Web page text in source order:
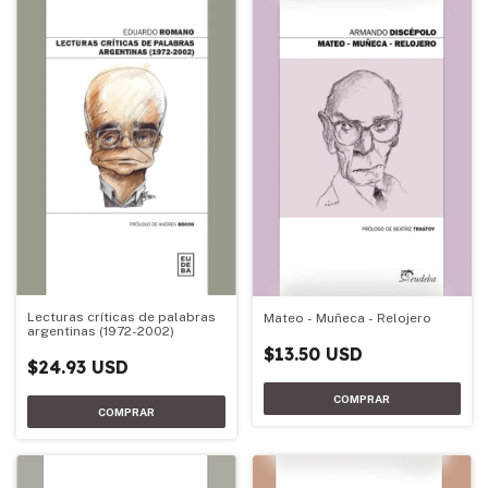
Lecturas críticas de palabras
argentinas (1972-2002)
$24.93 USD
Mateo - Muñeca - Relojero
$13.50 USD